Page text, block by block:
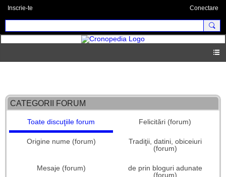
Inscrie-te Conectare
CATEGORII FORUM
Toate discuţiile forum Felicitări (forum)
Origine nume (forum)
Tradiţii, datini, obiceiuri
(forum)
Mesaje (forum)
de prin bloguri adunate
(forum)